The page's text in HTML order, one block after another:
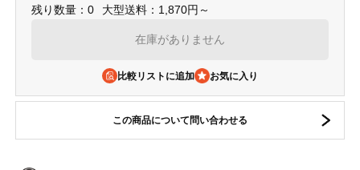
残り数量：0 大型送料：1,870円～
在庫がありません
比較リストに追加
この商品について問い合わせる